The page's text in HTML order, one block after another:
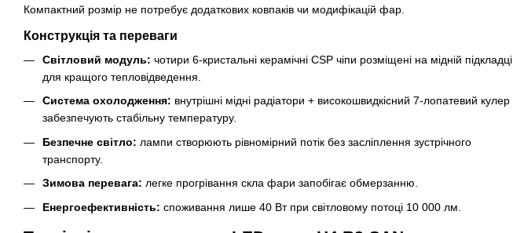
Компактний розмір не потребує додаткових ковпаків чи модифікацій фар.
Конструкція та переваги
Світловий модуль: чотири 6-кристальні керамічні CSP чіпи розміщені на мідній підкладці
для кращого тепловідведення.
Система охолодження: внутрішні мідні радіатори + високошвидкісний 7-лопатевий кулер
забезпечують стабільну температуру.
Безпечне світло: лампи створюють рівномірний потік без засліплення зустрічного
транспорту.
Зимова перевага: легке прогрівання скла фари запобігає обмерзанню.
Енергоефективність: споживання лише 40 Вт при світловому потоці 10 000 лм.